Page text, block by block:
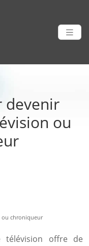
devenir
ou
chroniqueur
télévision offre de